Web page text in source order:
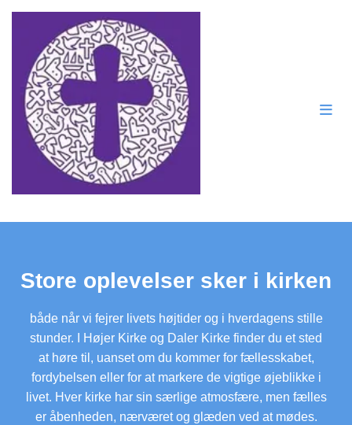
Store oplevelser sker i kirken
både når vi fejrer livets højtider og i hverdagens stille
stunder. I Højer Kirke og Daler Kirke finder du et sted
at høre til, uanset om du kommer for fællesskabet,
fordybelsen eller for at markere de vigtige øjeblikke i
livet. Hver kirke har sin særlige atmosfære, men fælles
er åbenheden, nærværet og glæden ved at mødes.